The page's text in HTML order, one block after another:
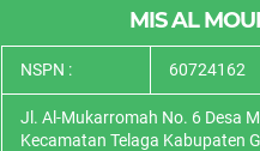
MIS AL
NSPN : 60724162
Jl. Al-Mukarromah No. 6 Desa
Kecamatan Telaga Kabupaten